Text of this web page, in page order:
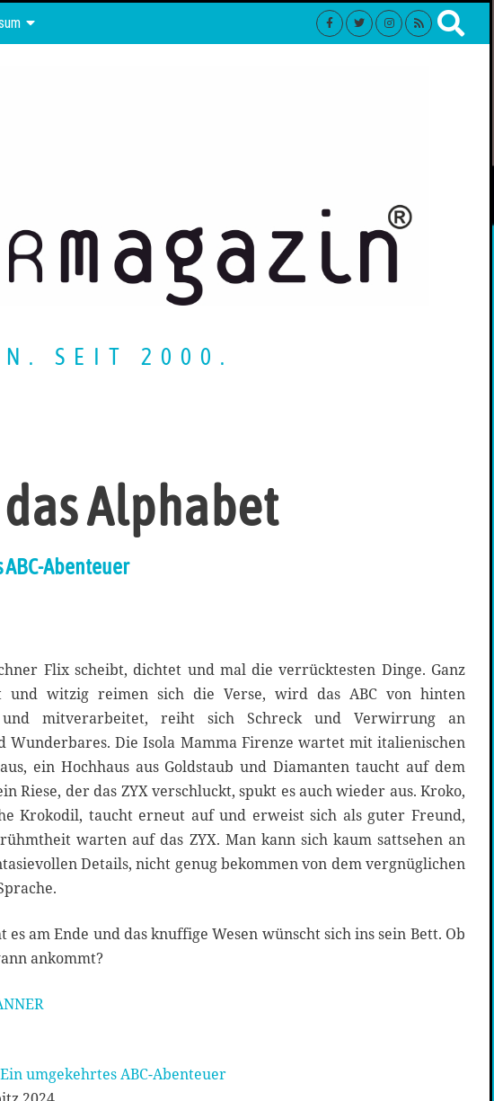
SEIT 2000.
Alphabet
ABC-Abenteuer
Flix scheibt, dichtet und mal die verrücktesten Dinge. Ganz
und witzig reimen sich die Verse, wird das ABC von hinten
und mitverarbeitet, reiht sich Schreck und Verwirrung an
Wunderbares. Die Isola Mamma Firenze wartet mit italienischen
ein Hochhaus aus Goldstaub und Diamanten taucht auf dem
Riese, der das ZYX verschluckt, spukt es auch wieder aus. Kroko,
Krokodil, taucht erneut auf und erweist sich als guter Freund,
warten auf das ZYX. Man kann sich kaum sattsehen an
Details, nicht genug bekommen von dem vergnüglichen
es am Ende und das knuffige Wesen wünscht sich ins sein Bett. Ob
ankommt?
umgekehrtes ABC-Abenteuer